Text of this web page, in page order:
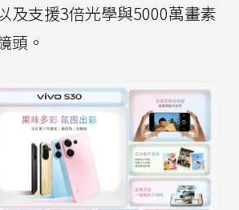
及支援3倍光學與5000萬畫素
頭。